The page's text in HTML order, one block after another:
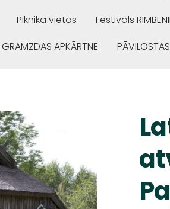
Piknika vietas Festivāls
APKĀRTNE